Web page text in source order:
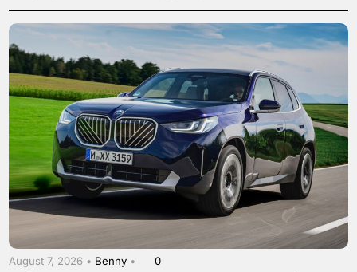
August 7, 2026 • Benny • 0